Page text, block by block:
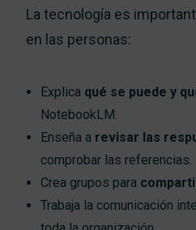
La tecnología es
en las personas:
Explica qué se puede y
NotebookLM.
Enseña a revisar las
comprobar las referencias.
Crea grupos para
Trabaja la comunicación